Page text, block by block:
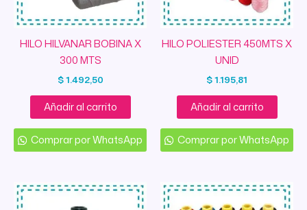
HILO HILVANAR BOBINA X
300 MTS
$1.492,50
Añadir al carrito
Comprar por WhatsApp
HILO POLIESTER 450MTS X
UNID
$1.195,81
Añadir al carrito
Comprar por WhatsApp